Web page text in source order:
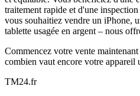
traitement rapide et d'une
vous souhaitiez vendre un iPhone,
tablette usagée en argent – nous
Commencez votre vente
combien vaut encore votre appareil
TM24.fr